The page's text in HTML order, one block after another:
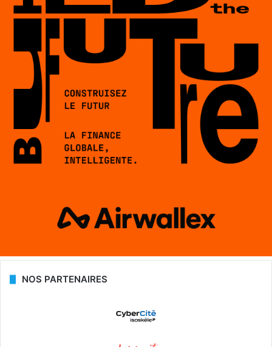
NOS PARTENAIRES